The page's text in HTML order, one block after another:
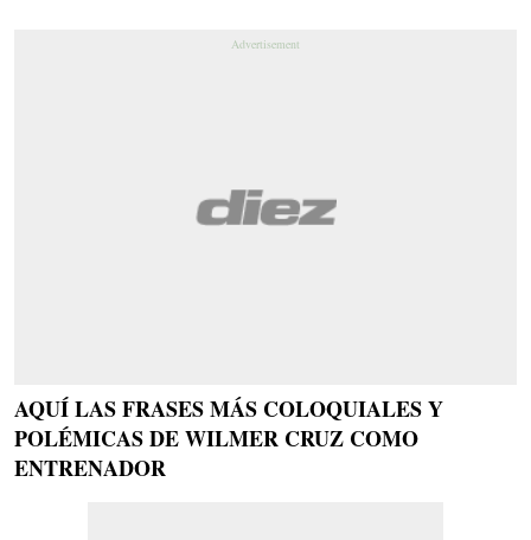
AQUÍ LAS FRASES MÁS COLOQUIALES Y
POLÉMICAS DE WILMER CRUZ COMO
ENTRENADOR